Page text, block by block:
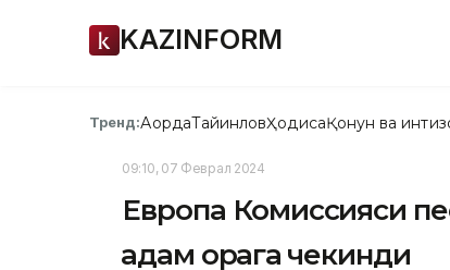
KAZINFORM
Тренд:АқордаТайинловҲодисаҚонун ва
09:10, 07 Феврал 2024
Европа Комиссияси
қадам орқага чекинди